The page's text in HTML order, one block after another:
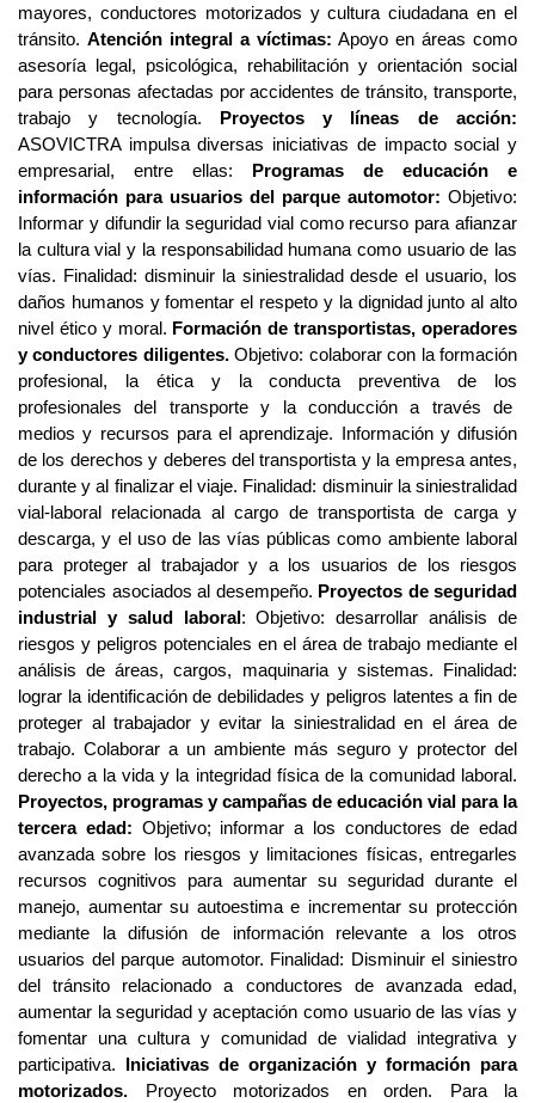
mayores, conductores motorizados y cultura ciudadana en el
tránsito. Atención integral a víctimas: Apoyo en áreas como
asesoría legal, psicológica, rehabilitación y orientación social
para personas afectadas por accidentes de tránsito, transporte,
trabajo y tecnología.
ASOVICTRA impulsa diversas iniciativas de impacto social y
empresarial, entre ellas:
Programas de educación e
información para usuarios del parque automotor: Objetivo:
Informar y difundir la seguridad vial como recurso para afianzar
la cultura vial y la responsabilidad humana como usuario de las
vías. Finalidad: disminuir la siniestralidad desde el usuario, los
daños humanos y fomentar el respeto y la dignidad junto al alto
nivel ético y moral. Formación de transportistas, operadores
y conductores diligentes. Objetivo: colaborar con la formación
profesional, la ética y la conducta preventiva de los
profesionales del transporte y la conducción a través de
medios y recursos para el aprendizaje. Información y difusión
de los derechos y deberes del transportista y la empresa antes,
durante y al finalizar el viaje. Finalidad: disminuir la siniestralidad
vial-laboral relacionada al cargo de transportista de carga y
descarga, y el uso de las vías públicas como ambiente laboral
para proteger al trabajador y a los usuarios de los riesgos
potenciales asociados al desempeño. Proyectos de seguridad
industrial y salud laboral : Objetivo: desarrollar análisis de
riesgos y peligros potenciales en el área de trabajo mediante el
análisis de áreas, cargos, maquinaria y sistemas. Finalidad:
lograr la identificación de debilidades y peligros latentes a fin de
proteger al trabajador y evitar la siniestralidad en el área de
trabajo. Colaborar a un ambiente más seguro y protector del
Proyectos, programas y campañas de educación vial para la
tercera edad: Objetivo; informar a los conductores de edad
avanzada sobre los riesgos y limitaciones físicas, entregarles
recursos cognitivos para aumentar su seguridad durante el
manejo, aumentar su autoestima e incrementar su protección
mediante la difusión de información relevante a los otros
usuarios del parque automotor. Finalidad: Disminuir el siniestro
del tránsito relacionado a conductores de avanzada edad,
aumentar la seguridad y aceptación como usuario de las vías y
fomentar una cultura y comunidad de vialidad integrativa y
participativa.
Iniciativas de organización y formación para
motorizados. Proyecto motorizados en orden. Para la